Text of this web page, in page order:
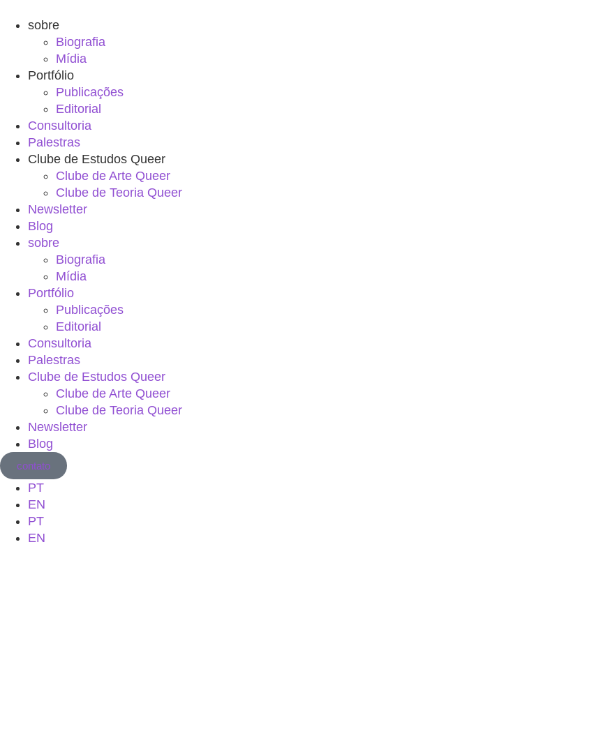
sobre
Biografia
Mídia
Portfólio
Publicações
Editorial
Consultoria
Palestras
Clube de Estudos Queer
Clube de Arte Queer
Clube de Teoria Queer
Newsletter
Blog
sobre
Biografia
Mídia
Portfólio
Publicações
Editorial
Consultoria
Palestras
Clube de Estudos Queer
Clube de Arte Queer
Clube de Teoria Queer
Newsletter
Blog
contato
PT
EN
PT
EN